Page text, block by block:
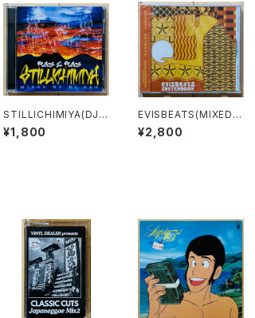
STILLICHIMIYA(DJ
NAS) / PLACE 2 PLA
CE
¥1,800
EVISBEATS(MIXED B
Y MIGHTY MARS) /
SKETCHBOOK
¥2,800